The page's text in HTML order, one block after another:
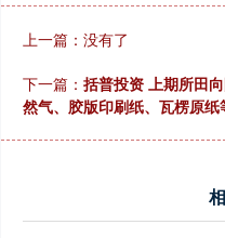
上一篇：没有了
下一篇： 括普投资 上期所田
然气、胶版印刷纸、瓦楞原